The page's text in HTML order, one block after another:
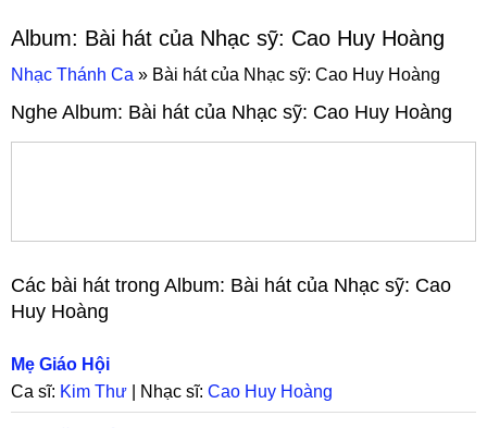
Album: Bài hát của Nhạc sỹ: Cao Huy Hoàng
Nhạc Thánh Ca » Bài hát của Nhạc sỹ: Cao Huy Hoàng
Nghe Album: Bài hát của Nhạc sỹ: Cao Huy Hoàng
Các bài hát trong Album: Bài hát của Nhạc sỹ: Cao
Huy Hoàng
Mẹ Giáo Hội
Ca sĩ: Kim Thư | Nhạc sĩ: Cao Huy Hoàng